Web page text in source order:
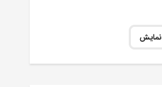
نمایش